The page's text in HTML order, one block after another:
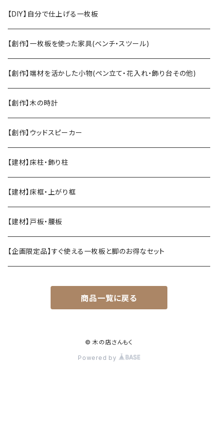
【DIY】自分で仕上げる一枚板
【創作】一枚板を使った家具(ベンチ・スツール)
【創作】端材を活かした小物(ペン立て・花入れ・飾り台その他)
【創作】木の時計
【創作】ウッドスピーカー
【建材】床柱・飾り柱
【建材】床框・上がり框
【建材】戸板・腰板
【企画限定品】すぐ使える一枚板と脚のお得なセット
商品一覧に戻る
© 木の店さんもく
Powered by